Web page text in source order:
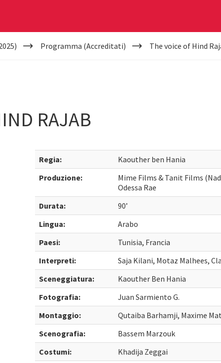
Programma (Accreditati) The voice of Hind
RAJAB
Regia:
Kaouther ben Hania
Produzione:
Mime Films & Tanit Films
Odessa Rae
Durata:
90’
Lingua:
Arabo
Paesi:
Tunisia, Francia
Interpreti:
Saja Kilani, Motaz Malhees,
Sceneggiatura:
Kaouther Ben Hania
Fotografia:
Juan Sarmiento G.
Montaggio:
Qutaiba Barhamji, Maxime
Scenografia:
Bassem Marzouk
Costumi:
Khadija Zeggai